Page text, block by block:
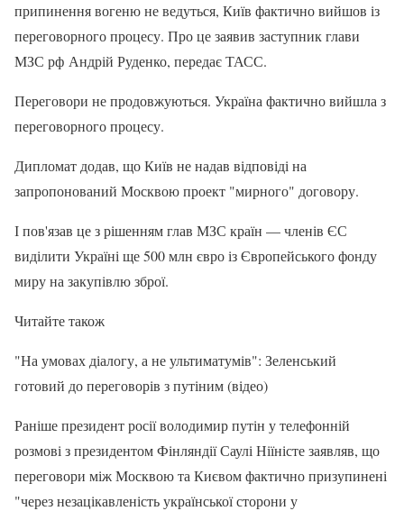
припинення вогеню не ведуться, Київ фактично вийшов із
переговорного процесу. Про це заявив заступник глави
МЗС рф Андрій Руденко, передає ТАСС.
Переговори не продовжуються. Україна фактично вийшла з
переговорного процесу.
Дипломат додав, що Київ не надав відповіді на
запропонований Москвою проект "мирного" договору.
І пов'язав це з рішенням глав МЗС країн — членів ЄС
виділити Україні ще 500 млн євро із Європейського фонду
миру на закупівлю зброї.
Читайте також
"На умовах діалогу, а не ультиматумів": Зеленський
готовий до переговорів з путіним (відео)
Раніше президент росії володимир путін у телефонній
розмові з президентом Фінляндії Саулі Ніїністе заявляв, що
переговори між Москвою та Києвом фактично призупинені
"через незацікавленість української сторони у